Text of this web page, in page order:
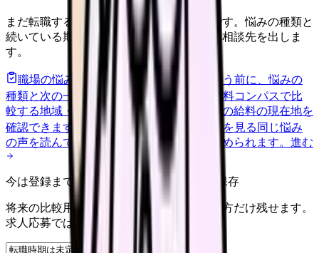
まだ転職すると決めていなくても大丈夫です。悩みの種類と
続いている期間から、次に見るべき記事と相談先を出しま
す。
職場の悩みを30秒で診断
辞めるべきか迷う前に、悩みの
種類と次の一歩を整理します。進む
給料コンパスで比
較する地域・経験年数・施設形態から、今の給料の現在地を
確認できます。 進む 匿名掲示板で本音を見る 同じ悩み
の声を読んで、今の職場だけの問題か確かめられます。 進む
今は登録までしない人向け: 希望条件だけ保存
将来の比較用に、転職時期と気になる働き方だけ残せます。
求人応募ではありません。